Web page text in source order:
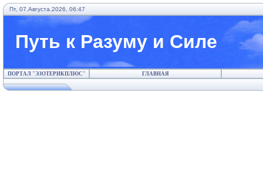
Пт, 07.Августа.2026, 06:47
Путь к Разуму и Силе
ПОРТАЛ "ЭЗОТЕРИКПЛЮС" ГЛАВНАЯ